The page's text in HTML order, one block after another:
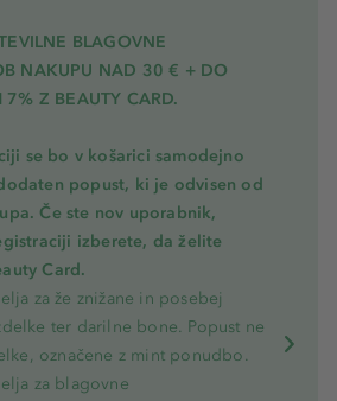
BLAGOVNE
NAKUPU NAD 30 € + DO
7% Z BEAUTY CARD.
se bo v košarici samodejno
popust, ki je odvisen od
Če ste nov uporabnik,
izberete, da želite
Card.
za že znižane in posebej
ter darilne bone. Popust ne
označene z mint ponudbo.
za blagovne